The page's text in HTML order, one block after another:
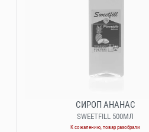
СИРОП АНАНАС
SWEETFILL 500МЛ
К сожалению, товар разобрали